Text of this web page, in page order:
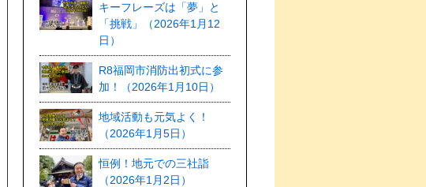
キーフレーズは「夢」と
「挑戦」（2026年1月12
日）
R8福岡市消防出初式に参
加！（2026年1月10日）
地域活動も元気よく！
（2026年1月5日）
恒例！地元での三社詣
（2026年1月2日）